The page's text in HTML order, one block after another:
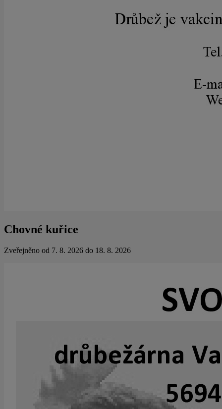
Chovné kuřice
Zveřejněno od 7. 8. 2026 do 18. 8. 2026